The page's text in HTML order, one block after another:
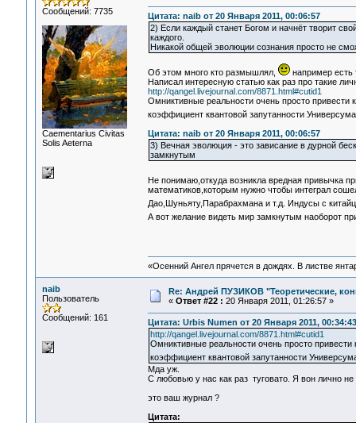
Сообщений: 7735
Сaementarius Civitas
Solis Aeterna
Цитата: naib от 20 Января 2011, 00:06:57
2) Если каждый станет Богом и начнёт творит
каждого.
Никакой общей эволюции сознания просто не
Об этом много кто размышлял,
например есть
Написал интересную статью как раз про такие
http://qangel.livejournal.com/8871.html#cutid1
Омниктивные реальности очень просто привести
коэффициент квантовой запутанности
Цитата: naib от 20 Января 2011, 00:06:57
3) Вечная эволюция - это зависание в дурной
замкнутым
Не понимаю,откуда возникла вредная привычка
математиков,которым нужно чтобы интеграл
Дао,Шуньяту,Парабрахмана и т.д. Индусы с
А вот желание видеть мир замкнутым наоборот
«Осенний Ангел прячется в дождях. В листве
naib
Пользователь
Сообщений: 161
Re: Андрей ПУЗИКОВ "Теоретические,
« Ответ #22 : 20 Января 2011, 01:26:57 »
Цитата: Urbis Numen от 20 Января 2011, 00:34:43
http://qangel.livejournal.com/8871.html#cutid1
Омниктивные реальности очень просто
коэффициент квантовой запутанности
Мда уж.
С любовью у нас как раз туговато. Я вон лично
это ваш журнал ?
Цитата: